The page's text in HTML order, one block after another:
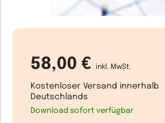
58,00 € inkl. MwSt.
Kostenloser Versand innerhalb
Deutschlands
Download sofort verfügbar